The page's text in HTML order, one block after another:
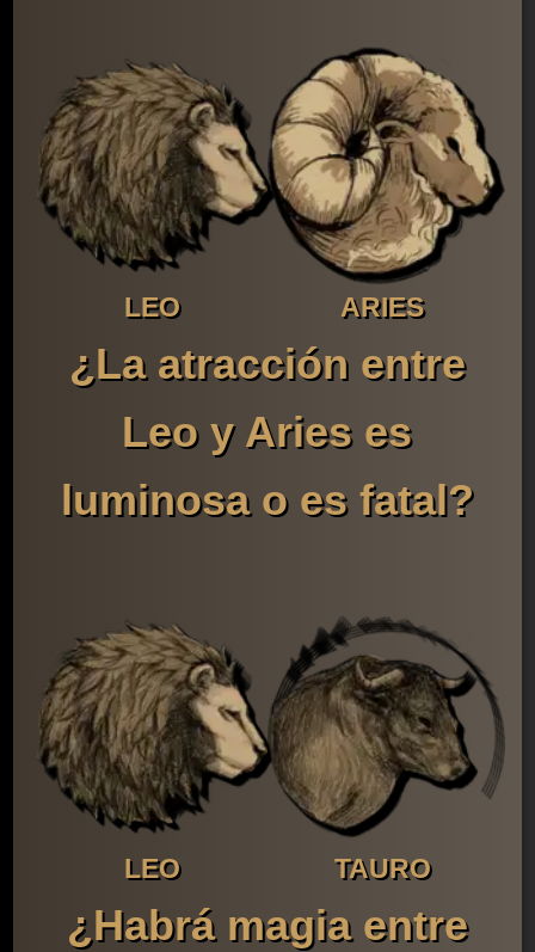
LEO ARIES
¿La atracción entre
Leo y Aries es
luminosa o es fatal?
LEO TAURO
¿Habrá magia entre